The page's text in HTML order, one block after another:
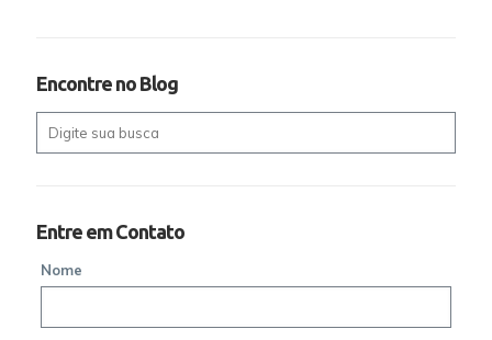
Encontre no Blog
Entre em Contato
Nome